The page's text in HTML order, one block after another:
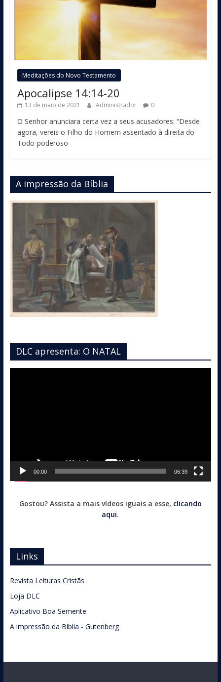
Meditações do Novo Testamento
Apocalipse 14:14-20
13 de maio de 2021 Administrador 0
O Senhor anunciara certa vez a seus acusadores: “Desde
agora, vereis o Filho do Homem assentado à direita do
Todo-poderoso
A impressão da Bíblia
DLC apresenta: O NATAL
00:00 06:39
Gostou? Assista a mais vídeos iguais a esse, clicando
aqui.
Links
Revista Leituras Cristãs
Loja DLC
Aplicativo Boa Semente
A impressão da Bíblia - Gutenberg